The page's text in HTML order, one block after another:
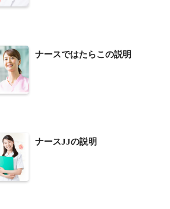
ナースではたらこの説明
ナースJJの説明